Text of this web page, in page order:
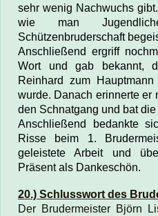
sehr wenig Nachwuchs
wie man
Schützenbruderschaft
Anschließend ergriff
Wort und gab bekannt,
Reinhard zum
wurde. Danach erinnerte er
den Schnatgang und bat
Anschließend bedankte
Risse beim 1.
geleistete Arbeit und
Präsent als Dankeschön.
20.) Schlusswort des
Der Brudermeister Björn